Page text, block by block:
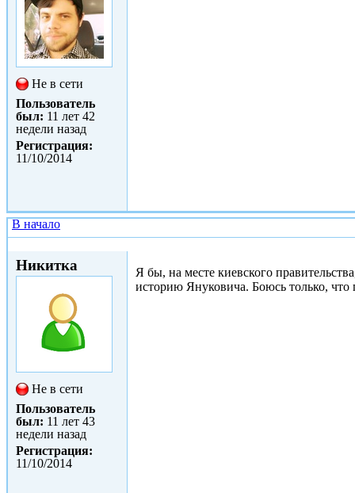
Не в сети
Пользователь
был: 11 лет 42
недели назад
Регистрация:
11/10/2014
В начало
Никитка
Не в сети
Пользователь
был: 11 лет 43
недели назад
Регистрация:
11/10/2014
Я бы, на месте киевского
историю Януковича. Боюсь только, что